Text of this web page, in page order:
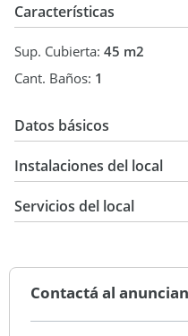
Características
Sup. Cubierta: 45 m2
Cant. Baños: 1
Datos básicos
Instalaciones del local
Servicios del local
Contactá al